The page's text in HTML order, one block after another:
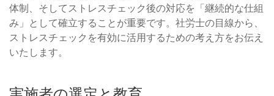
体制、そしてストレスチェック後の対応を「継続的な仕組
み」として確立することが重要です。社労士の目線から、
ストレスチェックを有効に活用するための考え方をお伝え
いたします。